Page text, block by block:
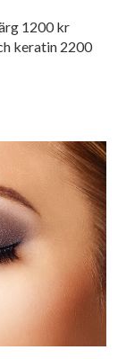
1200 kr
keratin 2200